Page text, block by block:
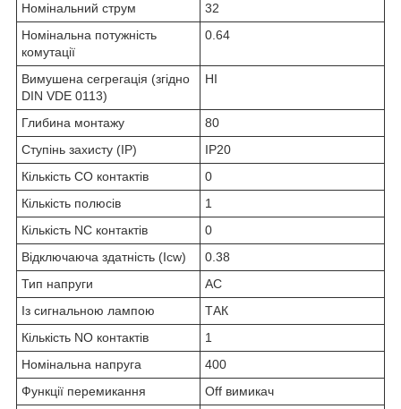
Номінальний струм
32
Номінальна потужність
комутації
0.64
Вимушена сегрегація (згідно
DIN VDE 0113)
НІ
Глибина монтажу
80
Ступінь захисту (IP)
IP20
Кількість CO контактів
0
Кількість полюсів
1
Кількість NC контактів
0
Відключаюча здатність (Icw)
0.38
Тип напруги
AC
Із сигнальною лампою
ТАК
Кількість NO контактів
1
Номінальна напруга
400
Функції перемикання
Off вимикач